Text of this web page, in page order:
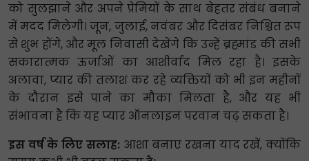
को सुलझाने और अपने प्रेमियों के साथ बेहतर संबंध बनाने
में मदद मिलेगी। जून, जुलाई, नवंबर और दिसंबर निश्चित रूप
से शुभ होंगे, और मूल निवासी देखेंगे कि उन्हें ब्रह्मांड की सभी
सकारात्मक ऊर्जाओं का आशीर्वाद मिल रहा है। इसके
अलावा, प्यार की तलाश कर रहे व्यक्तियों को भी इन महीनों
के दौरान इसे पाने का मौका मिलता है, और यह भी
संभावना है कि यह प्यार ऑनलाइन परवान चढ़ सकता है।
इस वर्ष के लिए सलाह: आशा बनाए रखना याद रखें, क्योंकि